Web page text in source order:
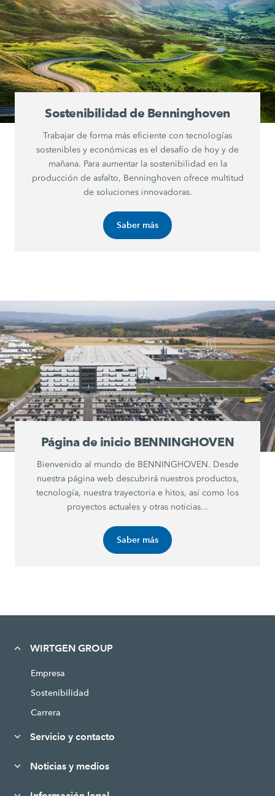
Sostenibilidad de Benninghoven
Trabajar de forma más eficiente con tecnologías
sostenibles y económicas es el desafío de hoy y de
mañana. Para aumentar la sostenibilidad en la
producción de asfalto, Benninghoven ofrece multitud
de soluciones innovadoras.
Saber más
Página de inicio BENNINGHOVEN
Bienvenido al mundo de BENNINGHOVEN. Desde
nuestra página web descubrirá nuestros productos,
tecnología, nuestra trayectoria e hitos, así como los
proyectos actuales y otras noticias...
Saber más
WIRTGEN GROUP
Empresa
Sostenibilidad
Carrera
Servicio y contacto
Noticias y medios